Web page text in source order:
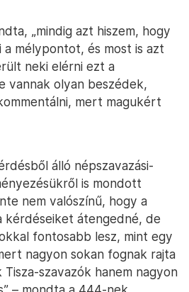
„mindig azt hiszem, hogy
a mélypontot, és most is azt
neki elérni ezt a
vannak olyan beszédek,
mert magukért
álló népszavazási-
is mondott
nem valószínű, hogy a
kérdéseiket átengedné, de
fontosabb lesz, mint egy
nagyon sokan fognak rajta
szavazók hanem nagyon